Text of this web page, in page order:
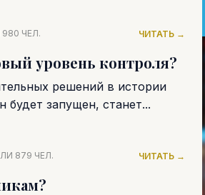
ЧЕЛ. ЧИТАТЬ →
уровень контроля?
решений в истории
запущен, станет...
879 ЧЕЛ. ЧИТАТЬ →